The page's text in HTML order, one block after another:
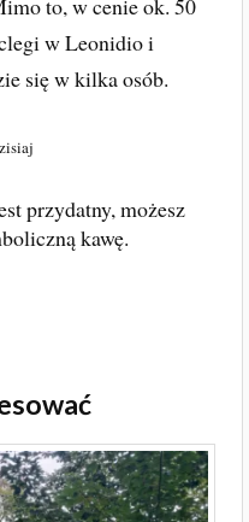
w Leonidio i
się w kilka osób.
przydatny, możesz
kawę.